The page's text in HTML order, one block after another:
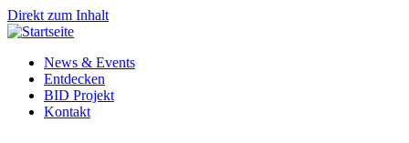
Direkt zum Inhalt
News & Events
Entdecken
BID Projekt
Kontakt